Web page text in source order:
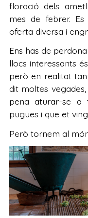
floració dels
mes de febrer.
oferta diversa i
Ens has de
llocs interessants
però en realitat
dit moltes
pena aturar-se a
pugues i que et
Però tornem al